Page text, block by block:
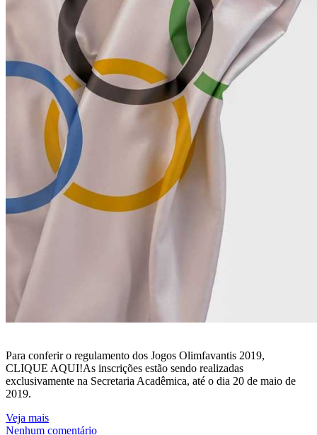
Para conferir o regulamento dos Jogos Olimfavantis 2019,
CLIQUE AQUI!As inscrições estão sendo realizadas
exclusivamente na Secretaria Acadêmica, até o dia 20 de maio de
2019.
Veja mais
Nenhum comentário